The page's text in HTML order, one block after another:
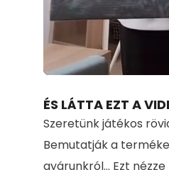
Unmute
ÉS LÁTTA EZT A
Szeretünk játékos
Bemutatják a
gyárunkról... Ezt